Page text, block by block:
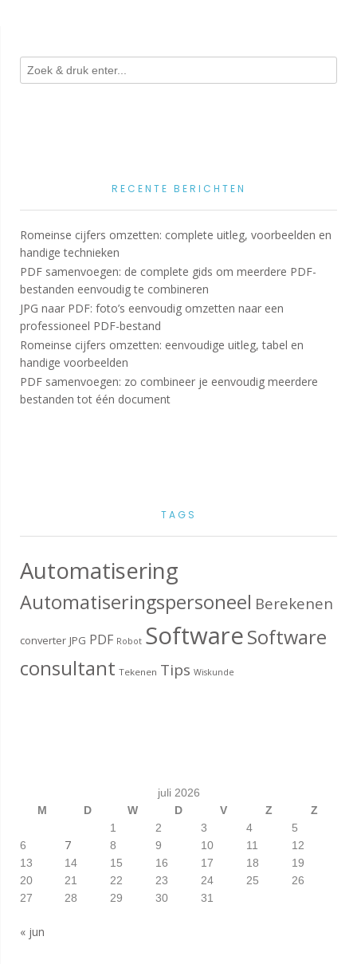
RECENTE BERICHTEN
Romeinse cijfers omzetten: complete uitleg, voorbeelden en
handige technieken
PDF samenvoegen: de complete gids om meerdere PDF-
bestanden eenvoudig te combineren
JPG naar PDF: foto’s eenvoudig omzetten naar een
professioneel PDF-bestand
Romeinse cijfers omzetten: eenvoudige uitleg, tabel en
handige voorbeelden
PDF samenvoegen: zo combineer je eenvoudig meerdere
bestanden tot één document
TAGS
Automatisering
Automatiseringspersoneel Berekenen
converter JPG PDF Robot SoftwareSoftware
consultant Tekenen Tips Wiskunde
juli 2026
M
D W D V Z
Z
1
2 3 4
5
6
7 8 9 10 11
12
13
14 15 16 17 18
19
20
21 22 23 24 25
26
27
28 29 30 31
« jun